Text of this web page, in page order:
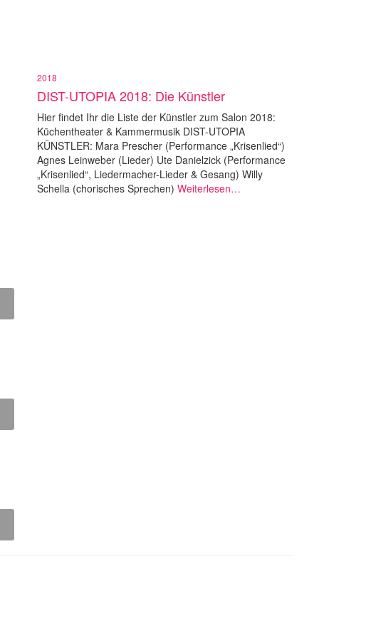
2018
DIST-UTOPIA 2018: Die Künstler
Hier findet Ihr die Liste der Künstler zum Salon 2018:
Küchentheater & Kammermusik DIST-UTOPIA
KÜNSTLER: Mara Prescher (Performance „Krisenlied“)
Agnes Leinweber (Lieder) Ute Danielzick (Performance
„Krisenlied“, Liedermacher-Lieder & Gesang) Willy
Schella (chorisches Sprechen) Weiterlesen…